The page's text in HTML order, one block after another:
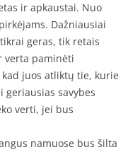
ir apkaustai. Nuo
Dažniausiai
geras, tik retais
verta paminėti
juos atliktų tie, kurie
savybes
verti, jei bus
namuose bus šilta